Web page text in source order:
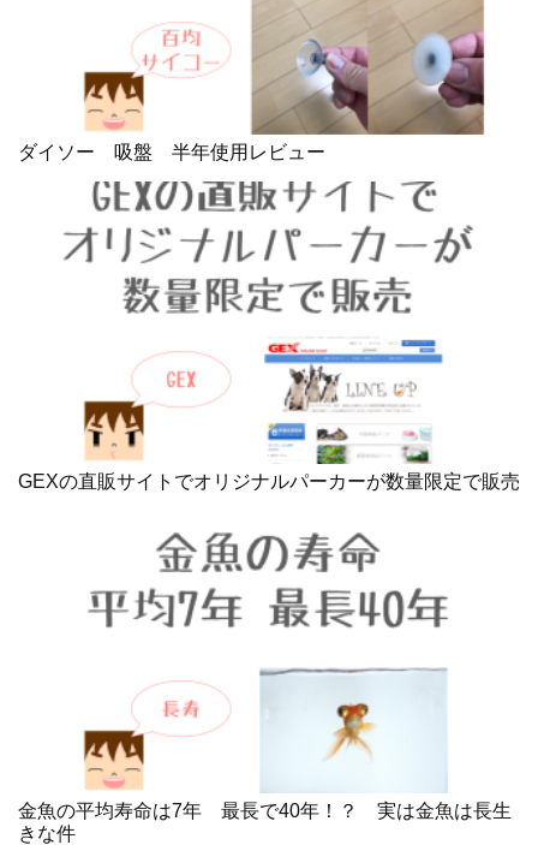
ダイソー 吸盤 半年使用レビュー
GEXの直販サイトでオリジナルパーカーが数量限定で販売
金魚の平均寿命は7年 最長で40年！？ 実は金魚は長生
きな件